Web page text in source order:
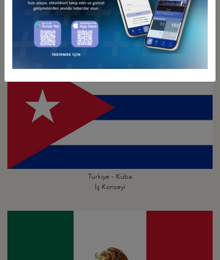
Türkiye - Kolombiya
İş Konseyi
Türkiye - Küba
İş Konseyi